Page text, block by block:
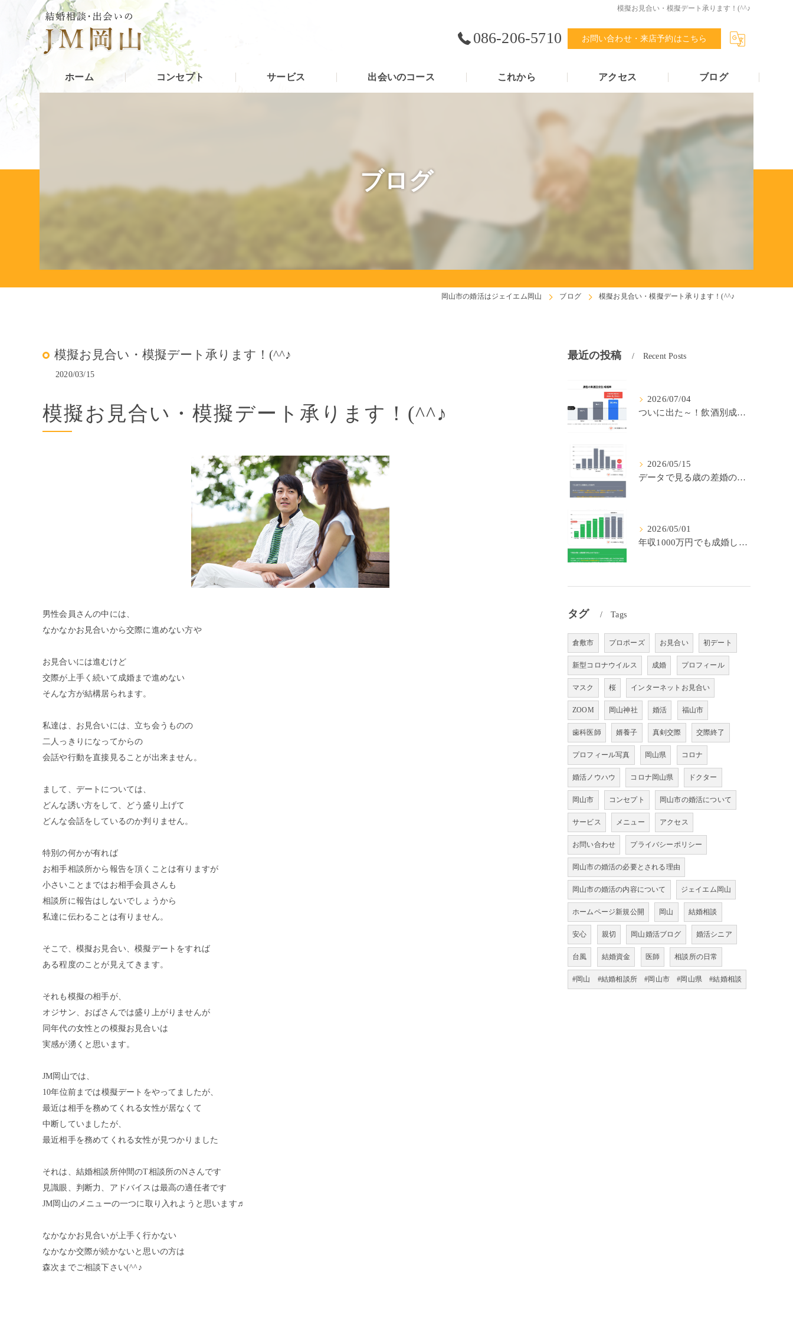
模擬お見合い・模擬デート承ります！(^^♪
086-206-5710 お問い合わせ・来店予約はこちら
ホーム コンセプト サービス 出会いのコース これから アクセス ブログ
ブログ
岡山市の婚活はジェイエム岡山 ブログ 模擬お見合い・模擬デート承ります！(^^♪
模擬お見合い・模擬デート承ります！(^^♪
2020/03/15
模擬お見合い・模擬デート承ります！(^^♪
男性会員さんの中には、
なかなかお見合いから交際に進めない方や
お見合いには進むけど
交際が上手く続いて成婚まで進めない
そんな方が結構居られます。
私達は、お見合いには、立ち会うものの
二人っきりになってからの
会話や行動を直接見ることが出来ません。
まして、デートについては、
どんな誘い方をして、どう盛り上げて
どんな会話をしているのか判りません。
特別の何かが有れば
お相手相談所から報告を頂くことは有りますが
小さいことまではお相手会員さんも
相談所に報告はしないでしょうから
私達に伝わることは有りません。
そこで、模擬お見合い、模擬デートをすれば
ある程度のことが見えてきます。
それも模擬の相手が、
オジサン、おばさんでは盛り上がりませんが
同年代の女性との模擬お見合いは
実感が湧くと思います。
JM岡山では、
10年位前までは模擬デートをやってましたが、
最近は相手を務めてくれる女性が居なくて
中断していましたが、
最近相手を務めてくれる女性が見つかりました
それは、結婚相談所仲間のT相談所のNさんです
見識眼、判断力、アドバイスは最高の適任者です
JM岡山のメニューの一つに取り入れようと思います♬
なかなかお見合いが上手く行かない
なかなか交際が続かないと思いの方は
森次までご相談下さい(^^♪
最近の投稿 Recent Posts
2026/07/04
ついに出た～！飲酒別成婚率(IBJ)！
2026/05/15
データで見る歳の差婚の確率の低さ。
2026/05/01
年収1000万円でも成婚しやすいとは限らない? 「年収帯別の成婚率」のリアル
タグ Tags
倉敷市 プロポーズ お見合い 初デート
新型コロナウイルス 成婚 プロフィール
マスク 桜 インターネットお見合い
ZOOM 岡山神社 婚活 福山市
歯科医師 婿養子 真剣交際 交際終了
プロフィール写真 岡山県 コロナ
婚活ノウハウ コロナ岡山県 ドクター
岡山市 コンセプト 岡山市の婚活について
サービス メニュー アクセス
お問い合わせ プライバシーポリシー
岡山市の婚活の必要とされる理由
岡山市の婚活の内容について ジェイエム岡山
ホームページ新規公開 岡山 結婚相談
安心 親切 岡山婚活ブログ 婚活シニア
台風 結婚資金 医師 相談所の日常
#岡山 #結婚相談所 #岡山市 #岡山県 #結婚相談